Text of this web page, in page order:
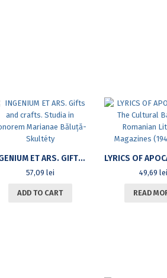
INGENIUM ET ARS. GIFTS AND CRAFTS. STUDIA IN HONOREM MARIANAE BĂLUȚĂ-SKULTÉTY
57,09 lei
ADD TO CART
49,69 lei
READ